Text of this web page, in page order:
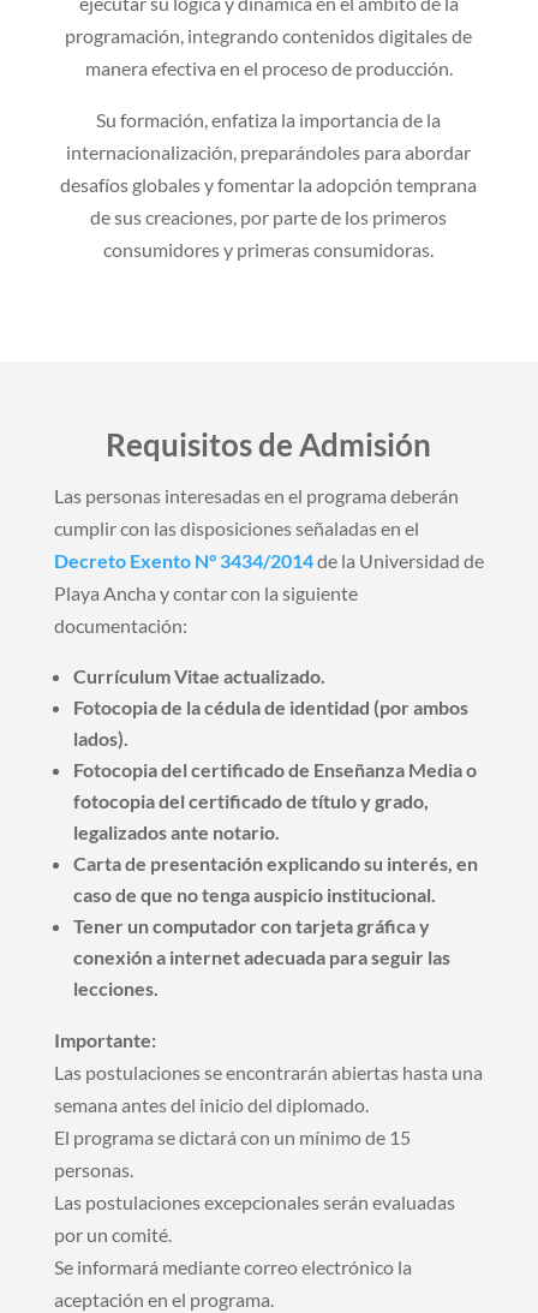
programación, integrando contenidos digitales de
manera efectiva en el proceso de producción.
Su formación,enfatiza la importancia de la
internacionalización, preparándoles para abordar
desafíos globales y fomentar la adopción temprana
de sus creaciones, por parte de los primeros
consumidores y primeras consumidoras.
Requisitos de Admisión
Las personas interesadas en el programa deberán
cumplir con las disposiciones señaladas en el
Decreto Exento N° 3434/2014de la Universidad de
Playa Ancha y contar con la siguiente
documentación:
Currículum Vitae actualizado.
Fotocopia de la cédula de identidad (por ambos
lados).
Fotocopia del certificado de Enseñanza Media o
fotocopia del certificado de título y grado,
legalizados ante notario.
Carta de presentación explicando su interés, en
caso de que no tenga auspicio institucional.
Tener un computador con tarjeta gráfica y
conexión a internet adecuada para seguir las
lecciones.
Importante:
Las postulaciones se encontrarán abiertas hasta una
semana antes del inicio del diplomado.
El programa se dictará con un mínimo de 15
personas.
Las postulaciones excepcionales serán evaluadas
por un comité.
Se informará mediante correo electrónico la
aceptación en el programa.